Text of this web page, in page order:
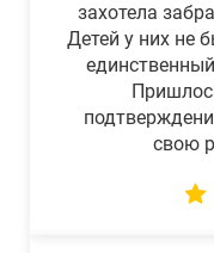
захотела
Детей у них не
свою